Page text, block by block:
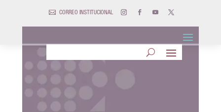
 CORREO INSTITUCIONAL